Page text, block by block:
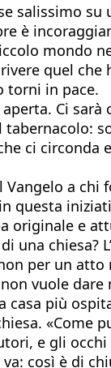
salissimo
è
mondo
quel
torni in pace.
Ci
ci circonda
a chi
questa
e
una chiesa?
per un atto
vuole dare
più
«Come
e gli occhi
così è di